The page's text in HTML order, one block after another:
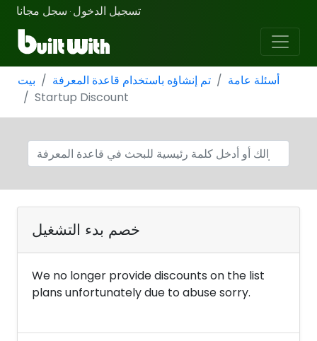
تسجيل الدخول · سجل مجانا
بيت تم إنشاؤه باستخدام قاعدة المعرفة
أسئلة عامة
Startup Discount
خصم بدء التشغيل
We no longer provide discounts on the list
plans unfortunately due to abuse sorry.